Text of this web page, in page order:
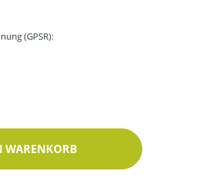
(GPSR):
Wert ein oder
WARENKORB